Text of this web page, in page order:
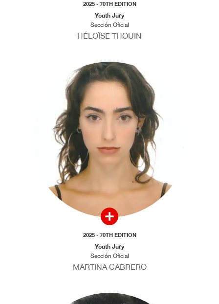
2025 - 70TH EDITION
Youth Jury
Sección Oficial
HÉLOÏSE THOUIN
2025 - 70TH EDITION
Youth Jury
Sección Oficial
MARTINA CABRERO